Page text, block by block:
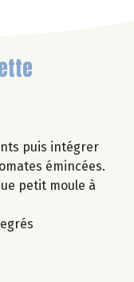
puis intégrer
émincées.
petit moule à